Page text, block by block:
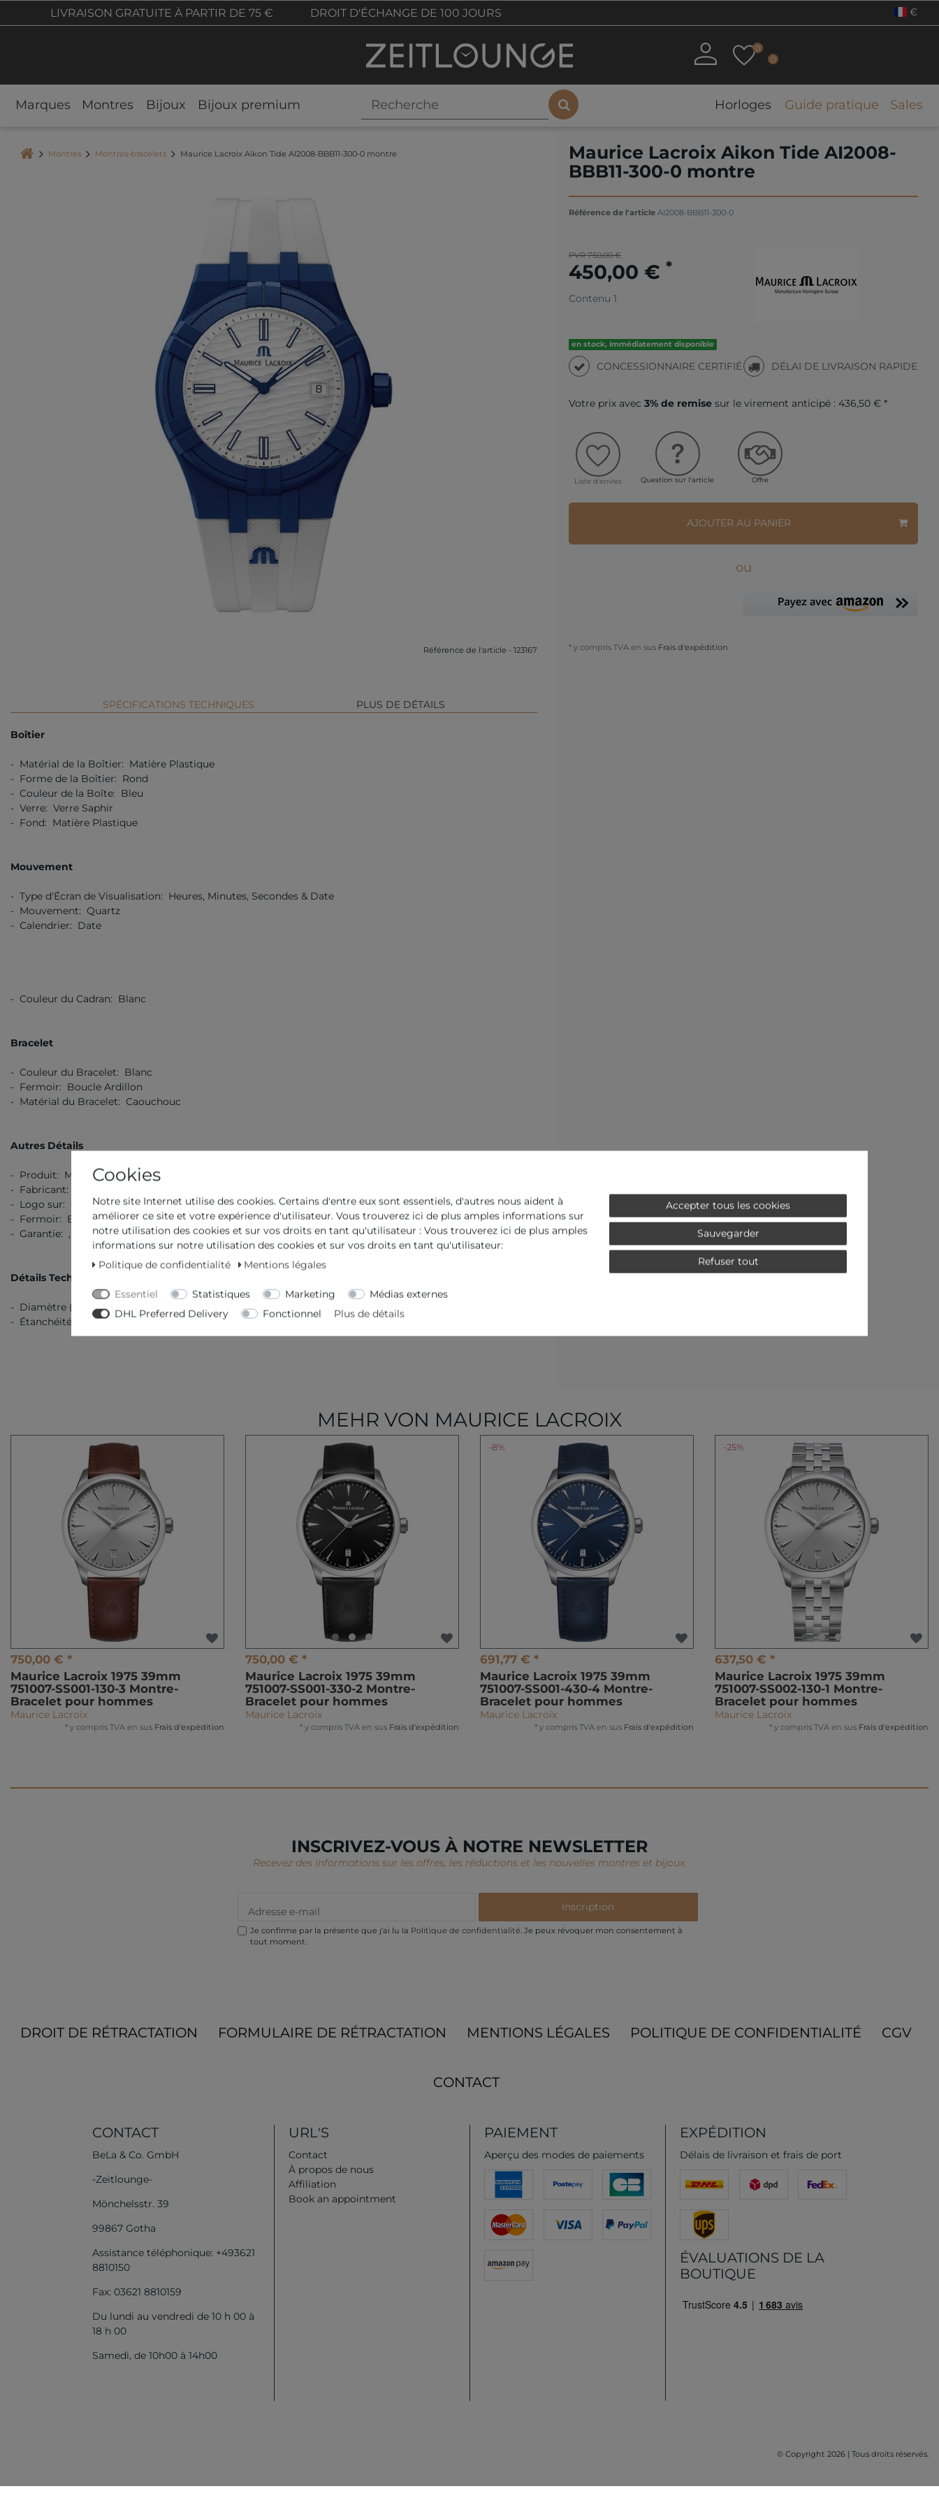
LIVRAISON GRATUITE À PARTIR DE 75 € DROIT D'ÉCHANGE DE 100 JOURS €
0
0
Marques Montres Bijoux Bijoux premium Horloges Guide pratique Sales
Montres Montres-bracelets Maurice Lacroix Aikon Tide AI2008-BBB11-300-0 montre
Référence de l'article - 123167
SPÉCIFICATIONS TECHNIQUES PLUS DE DÉTAILS
Boîtier
- Matérial de la Boîtier: Matière Plastique
- Forme de la Boîtier: Rond
- Couleur de la Boîte: Bleu
- Verre: Verre Saphir
- Fond: Matière Plastique
Mouvement
- Type d'Écran de Visualisation: Heures, Minutes, Secondes & Date
- Mouvement: Quartz
- Calendrier: Date
- Couleur du Cadran: Blanc
Bracelet
- Couleur du Bracelet: Blanc
- Fermoir: Boucle Ardillon
- Matérial du Bracelet: Caouchouc
Autres Détails
- Produit: Montre
- Fabricant: Maurice Lacroix
- Logo sur: Cadran, Fond, Bracelet
- Fermoir: Boucle Ardillon
- Garantie: , 2 Ans Garantie de Fabrication
Détails Techniques
- Diamètre (sans couronne) en mm/pouce: 40,00 / 1,57
- Étanchéité (bar): 10,00
Maurice Lacroix Aikon Tide AI2008-
BBB11-300-0 montre
Référence de l'article AI2008-BBB11-300-0
PVR 750,00 €
450,00 € *
Contenu 1
en stock, Immédiatement disponible
CONCESSIONNAIRE CERTIFIÉ DÉLAI DE LIVRAISON RAPIDE
Votre prix avec 3% de remise sur le virement anticipé : 436,50 € *
Liste d'envies Question sur l'article Offre
AJOUTER AU PANIER
ou
* y compris TVA en sus Frais d'expédition
MEHR VON MAURICE LACROIX
750,00 € *
Maurice Lacroix 1975 39mm
751007-SS001-130-3 Montre-
Bracelet pour hommes
Maurice Lacroix
* y compris TVA en sus Frais d'expédition
750,00 € *
Maurice Lacroix 1975 39mm
751007-SS001-330-2 Montre-
Bracelet pour hommes
Maurice Lacroix
* y compris TVA en sus Frais d'expédition
-8%
691,77 € *
Maurice Lacroix 1975 39mm
751007-SS001-430-4 Montre-
Bracelet pour hommes
Maurice Lacroix
* y compris TVA en sus Frais d'expédition
-25%
637,50 € *
Maurice Lacroix 1975 39mm
751007-SS002-130-1 Montre-
Bracelet pour hommes
Maurice Lacroix
* y compris TVA en sus Frais d'expédition
INSCRIVEZ-VOUS À NOTRE NEWSLETTER
Recevez des informations sur les offres, les réductions et les nouvelles montres et bijoux.
Inscription
Je confirme par la présente que j'ai lu la Politique de confidentialité . Je peux révoquer mon consentement à
tout moment.
DROIT DE RÉTRACTATION FORMULAIRE DE RÉTRACTATION MENTIONS LÉGALES POLITIQUE DE CONFIDENTIALITÉ CGV
CONTACT
CONTACT
BeLa & Co. GmbH
-Zeitlounge-
Mönchelsstr. 39
99867 Gotha
Assistance téléphonique: +493621
8810150
Fax: 03621 8810159
Du lundi au vendredi de 10 h 00 à
18 h 00
Samedi, de 10h00 à 14h00
URL'S
Contact
À propos de nous
Affiliation
Book an appointment
PAIEMENT
Aperçu des modes de paiements
EXPÉDITION
Délais de livraison et frais de port
ÉVALUATIONS DE LA
BOUTIQUE
© Copyright 2026 | Tous droits réservés.
Cookies
Notre site Internet utilise des cookies. Certains d'entre eux sont essentiels, d'autres nous aident à
améliorer ce site et votre expérience d'utilisateur. Vous trouverez ici de plus amples informations sur
notre utilisation des cookies et sur vos droits en tant qu'utilisateur : Vous trouverez ici de plus amples
informations sur notre utilisation des cookies et sur vos droits en tant qu'utilisateur:
Politique de confidentialité
Mentions légales
Essentiel Statistiques Marketing
Médias externes
DHL Preferred Delivery
Fonctionnel Plus de détails
Accepter tous les cookies
Sauvegarder
Refuser tout